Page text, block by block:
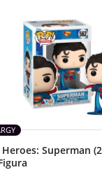
Superman